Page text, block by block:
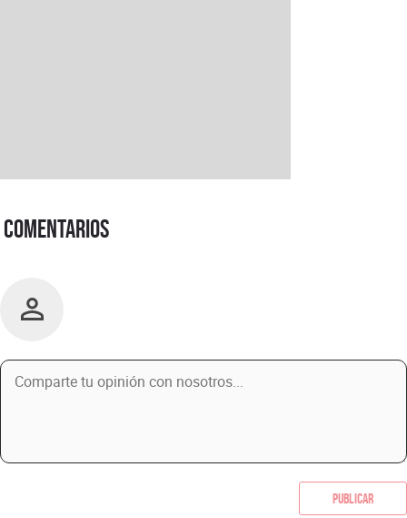
Comentarios
Publicar